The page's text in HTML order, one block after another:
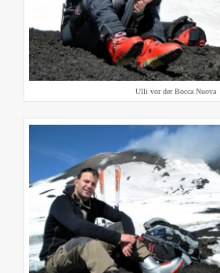
Ulli vor der Bocca Nuova